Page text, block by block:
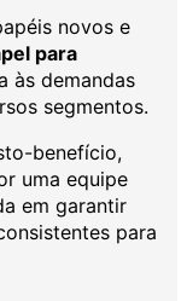
novos e
para
às demandas
segmentos.
benefício,
uma equipe
em garantir
para